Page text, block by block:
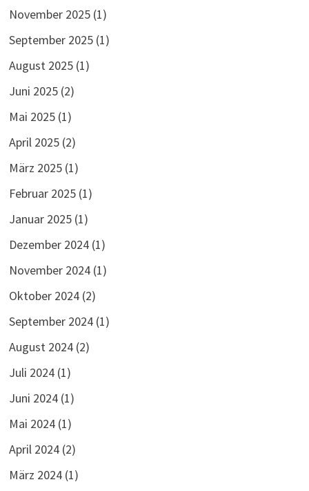
November 2025(1)
September 2025(1)
August 2025(1)
Juni 2025(2)
Mai 2025(1)
April 2025(2)
März 2025(1)
Februar 2025(1)
Januar 2025(1)
Dezember 2024(1)
November 2024(1)
Oktober 2024(2)
September 2024(1)
August 2024(2)
Juli 2024(1)
Juni 2024(1)
Mai 2024(1)
April 2024(2)
März 2024(1)